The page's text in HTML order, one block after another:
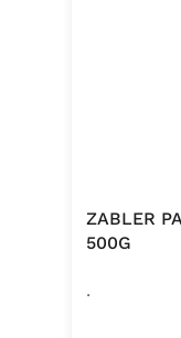
ZABLER
500G
.